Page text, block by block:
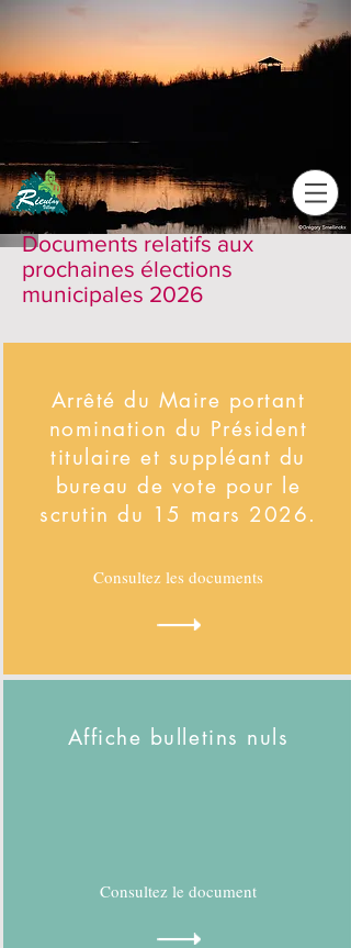
Documents relatifs aux
prochaines élections
municipales 2026
Arrêté du Maire portant
nomination du Président
titulaire et suppléant du
bureau de vote pour le
scrutin du 15 mars 2026.
Consultez les documents
Affiche bulletins nuls
Consultez le document